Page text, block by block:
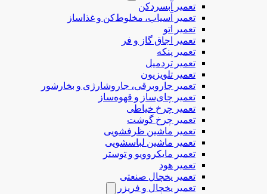
تعمیر آبسردکن
تعمیر آسیاب، مخلوط‌کن و غذاساز
تعمیر اتو
تعمیر اجاق گاز و فر
تعمیر پنکه
تعمیر تردمیل
تعمیر تلویزیون
تعمیر جاروبرقی، جاروشارژی و بخارشور
تعمیر چای‌ساز و قهوه‌ساز
تعمیر چرخ خیاطی
تعمیر چرخ گوشت
تعمیر ماشین ظرفشویی
تعمیر ماشین لباسشویی
تعمیر مایکروویو و توستر
تعمیر هود
تعمیر یخچال صنعتی
تعمیر یخچال و فریزر